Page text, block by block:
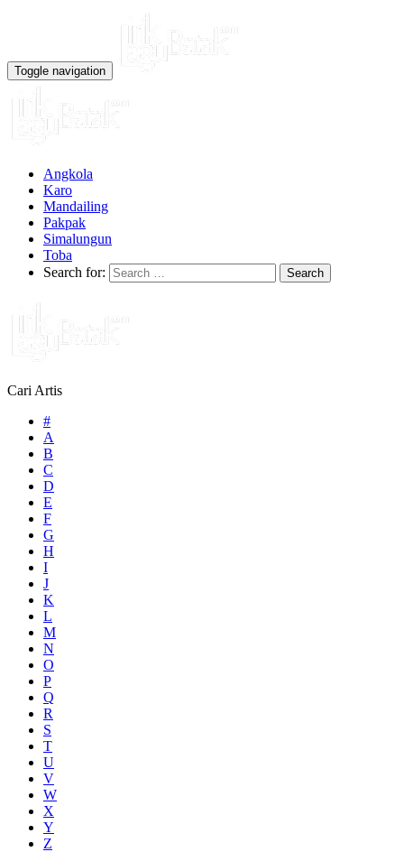
Toggle navigation
Angkola
Karo
Mandailing
Pakpak
Simalungun
Toba
Search for:
Cari Artis
#
A
B
C
D
E
F
G
H
I
J
K
L
M
N
O
P
Q
R
S
T
U
V
W
X
Y
Z